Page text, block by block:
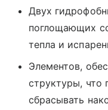
Двух
поглощающих
тепла и
Элементов,
структуры, что
сбрасывать